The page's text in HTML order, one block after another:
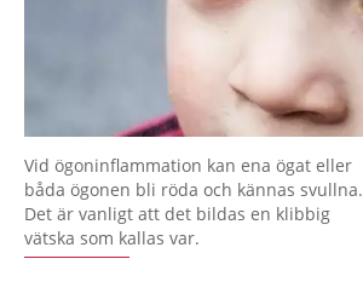
Vid ögoninflammation kan ena ögat eller
båda ögonen bli röda och kännas svullna.
Det är vanligt att det bildas en klibbig
vätska som kallas var.